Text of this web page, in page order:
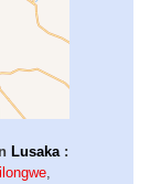
Lusaka:
,